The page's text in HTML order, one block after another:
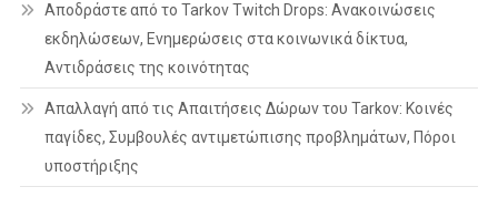
Αποδράστε από το Tarkov Twitch Drops: Ανακοινώσεις
εκδηλώσεων, Ενημερώσεις στα κοινωνικά δίκτυα,
Αντιδράσεις της κοινότητας
Απαλλαγή από τις Απαιτήσεις Δώρων του Tarkov: Κοινές
παγίδες, Συμβουλές αντιμετώπισης προβλημάτων, Πόροι
υποστήριξης